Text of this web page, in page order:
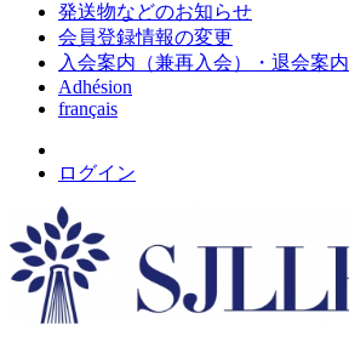
発送物などのお知らせ
会員登録情報の変更
入会案内（兼再入会）・退会案内
Adhésion
français
ログイン